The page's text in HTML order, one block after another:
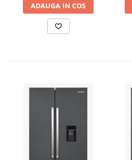
ADAUGA IN COS